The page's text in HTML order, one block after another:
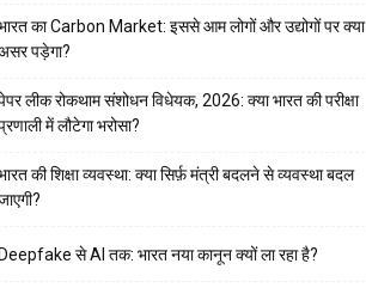
का Carbon Market: इससे आम लोगों और उद्योगों पर क्या
पड़ेगा?
लीक रोकथाम संशोधन विधेयक, 2026: क्या भारत की परीक्षा
में लौटेगा भरोसा?
की शिक्षा व्यवस्था: क्या सिर्फ़ मंत्री बदलने से व्यवस्था बदल
Deepfake से AI तक: भारत नया कानून क्यों ला रहा है?